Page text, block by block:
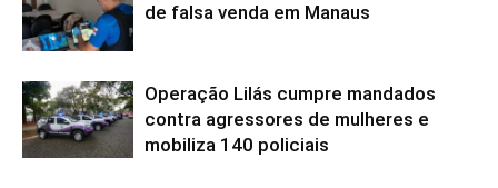
de falsa venda em Manaus
Operação Lilás cumpre mandados
contra agressores de mulheres e
mobiliza 140 policiais